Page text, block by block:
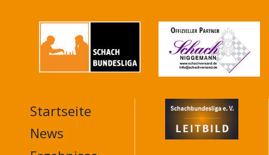
MAIN
NAVIGATION
FOOTER
Startseite
News